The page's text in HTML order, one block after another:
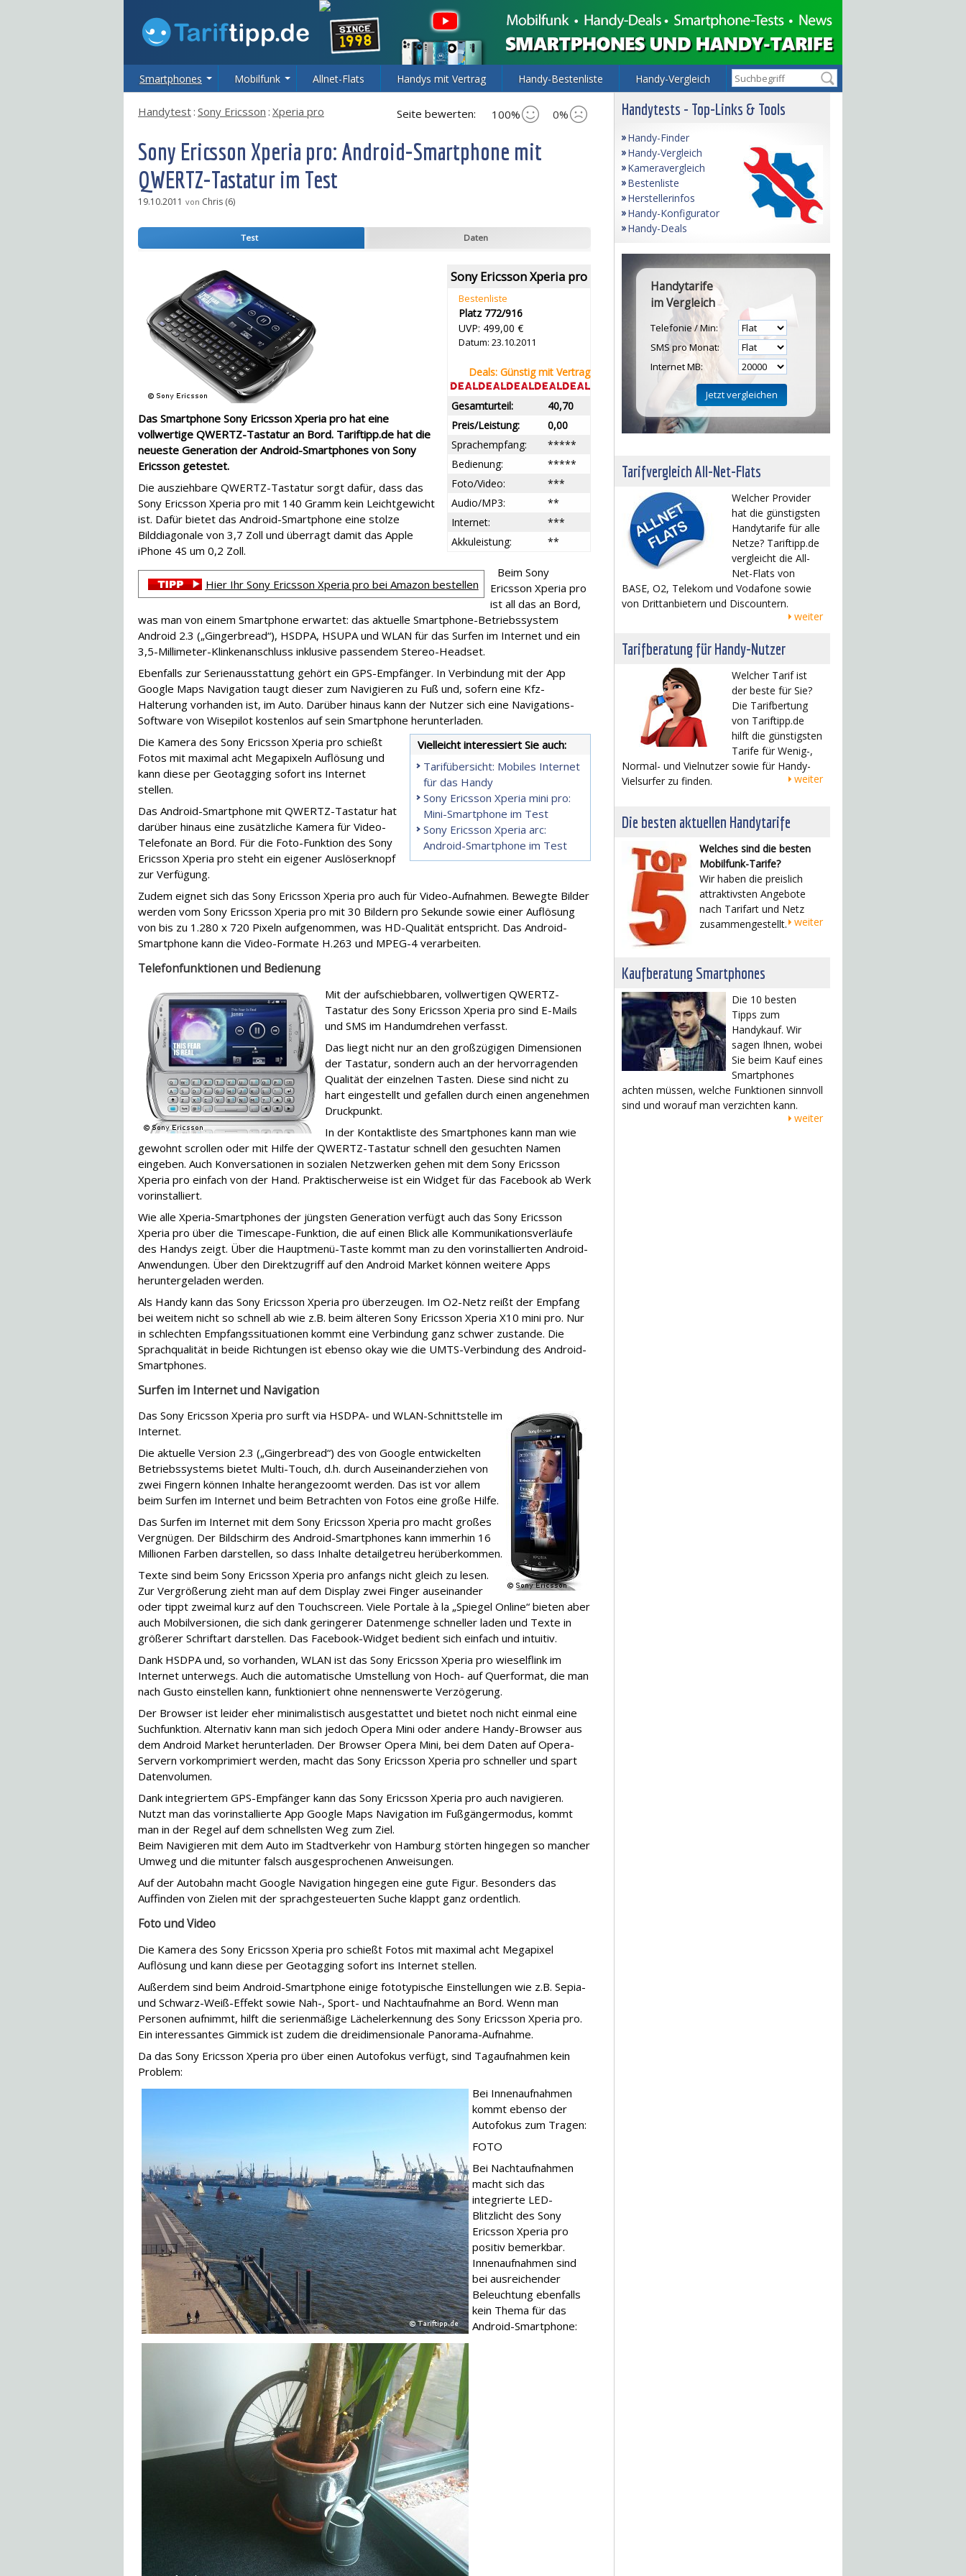
Smartphones Mobilfunk Allnet-Flats Handys mit Vertrag Handy-Bestenliste Handy-Vergleich
Seite bewerten: 100% 0%
Handytest : Sony Ericsson : Xperia pro
Sony Ericsson Xperia pro: Android-Smartphone mit
QWERTZ-Tastatur im Test
19.10.2011 von Chris (6)
Test Daten
Sony Ericsson Xperia pro
Bestenliste
Platz 772/916
UVP: 499,00 €
Datum: 23.10.2011
Deals: Günstig mit Vertrag
40,70
Gesamturteil:
0,00
Preis/Leistung:
*****
Sprachempfang:
*****
Bedienung:
***
Foto/Video:
**
Audio/MP3:
***
Internet:
**
Akkuleistung:
Das Smartphone Sony Ericsson Xperia pro hat eine
vollwertige QWERTZ-Tastatur an Bord. Tariftipp.de hat die
neueste Generation der Android-Smartphones von Sony
Ericsson getestet.
Die ausziehbare QWERTZ-Tastatur sorgt dafür, dass das
Sony Ericsson Xperia pro mit 140 Gramm kein Leichtgewicht
ist. Dafür bietet das Android-Smartphone eine stolze
Bilddiagonale von 3,7 Zoll und überragt damit das Apple
iPhone 4S um 0,2 Zoll.
Hier Ihr Sony Ericsson Xperia pro bei Amazon bestellen
Beim Sony
Ericsson Xperia pro
ist all das an Bord,
was man von einem Smartphone erwartet: das aktuelle Smartphone-Betriebssystem
Android 2.3 („Gingerbread“), HSDPA, HSUPA und WLAN für das Surfen im Internet und ein
3,5-Millimeter-Klinkenanschluss inklusive passendem Stereo-Headset.
Ebenfalls zur Serienausstattung gehört ein GPS-Empfänger. In Verbindung mit der App
Google Maps Navigation taugt dieser zum Navigieren zu Fuß und, sofern eine Kfz-
Halterung vorhanden ist, im Auto. Darüber hinaus kann der Nutzer sich eine Navigations-
Software von Wisepilot kostenlos auf sein Smartphone herunterladen.
Vielleicht interessiert Sie auch:
Tarifübersicht: Mobiles Internet
für das Handy
Sony Ericsson Xperia mini pro:
Mini-Smartphone im Test
Sony Ericsson Xperia arc:
Android-Smartphone im Test
Die Kamera des Sony Ericsson Xperia pro schießt
Fotos mit maximal acht Megapixeln Auflösung und
kann diese per Geotagging sofort ins Internet
stellen.
Das Android-Smartphone mit QWERTZ-Tastatur hat
darüber hinaus eine zusätzliche Kamera für Video-
Telefonate an Bord. Für die Foto-Funktion des Sony
Ericsson Xperia pro steht ein eigener Auslöserknopf
zur Verfügung.
Zudem eignet sich das Sony Ericsson Xperia pro auch für Video-Aufnahmen. Bewegte Bilder
werden vom Sony Ericsson Xperia pro mit 30 Bildern pro Sekunde sowie einer Auflösung
von bis zu 1.280 x 720 Pixeln aufgenommen, was HD-Qualität entspricht. Das Android-
Smartphone kann die Video-Formate H.263 und MPEG-4 verarbeiten.
Telefonfunktionen und Bedienung
Mit der aufschiebbaren, vollwertigen QWERTZ-
Tastatur des Sony Ericsson Xperia pro sind E-Mails
und SMS im Handumdrehen verfasst.
Das liegt nicht nur an den großzügigen Dimensionen
der Tastatur, sondern auch an der hervorragenden
Qualität der einzelnen Tasten. Diese sind nicht zu
hart eingestellt und gefallen durch einen angenehmen
Druckpunkt.
In der Kontaktliste des Smartphones kann man wie
gewohnt scrollen oder mit Hilfe der QWERTZ-Tastatur schnell den gesuchten Namen
eingeben. Auch Konversationen in sozialen Netzwerken gehen mit dem Sony Ericsson
Xperia pro einfach von der Hand. Praktischerweise ist ein Widget für das Facebook ab Werk
vorinstalliert.
Wie alle Xperia-Smartphones der jüngsten Generation verfügt auch das Sony Ericsson
Xperia pro über die Timescape-Funktion, die auf einen Blick alle Kommunikationsverläufe
des Handys zeigt. Über die Hauptmenü-Taste kommt man zu den vorinstallierten Android-
Anwendungen. Über den Direktzugriff auf den Android Market können weitere Apps
heruntergeladen werden.
Als Handy kann das Sony Ericsson Xperia pro überzeugen. Im O2-Netz reißt der Empfang
bei weitem nicht so schnell ab wie z.B. beim älteren Sony Ericsson Xperia X10 mini pro. Nur
in schlechten Empfangssituationen kommt eine Verbindung ganz schwer zustande. Die
Sprachqualität in beide Richtungen ist ebenso okay wie die UMTS-Verbindung des Android-
Smartphones.
Surfen im Internet und Navigation
Das Sony Ericsson Xperia pro surft via HSDPA- und WLAN-Schnittstelle im
Internet.
Die aktuelle Version 2.3 („Gingerbread“) des von Google entwickelten
Betriebssystems bietet Multi-Touch, d.h. durch Auseinanderziehen von
zwei Fingern können Inhalte herangezoomt werden. Das ist vor allem
beim Surfen im Internet und beim Betrachten von Fotos eine große Hilfe.
Das Surfen im Internet mit dem Sony Ericsson Xperia pro macht großes
Vergnügen. Der Bildschirm des Android-Smartphones kann immerhin 16
Millionen Farben darstellen, so dass Inhalte detailgetreu herüberkommen.
Texte sind beim Sony Ericsson Xperia pro anfangs nicht gleich zu lesen.
Zur Vergrößerung zieht man auf dem Display zwei Finger auseinander
oder tippt zweimal kurz auf den Touchscreen. Viele Portale à la „Spiegel Online“ bieten aber
auch Mobilversionen, die sich dank geringerer Datenmenge schneller laden und Texte in
größerer Schriftart darstellen. Das Facebook-Widget bedient sich einfach und intuitiv.
Dank HSDPA und, so vorhanden, WLAN ist das Sony Ericsson Xperia pro wieselflink im
Internet unterwegs. Auch die automatische Umstellung von Hoch- auf Querformat, die man
nach Gusto einstellen kann, funktioniert ohne nennenswerte Verzögerung.
Der Browser ist leider eher minimalistisch ausgestattet und bietet noch nicht einmal eine
Suchfunktion. Alternativ kann man sich jedoch Opera Mini oder andere Handy-Browser aus
dem Android Market herunterladen. Der Browser Opera Mini, bei dem Daten auf Opera-
Servern vorkomprimiert werden, macht das Sony Ericsson Xperia pro schneller und spart
Datenvolumen.
Dank integriertem GPS-Empfänger kann das Sony Ericsson Xperia pro auch navigieren.
Nutzt man das vorinstallierte App Google Maps Navigation im Fußgängermodus, kommt
man in der Regel auf dem schnellsten Weg zum Ziel.
Beim Navigieren mit dem Auto im Stadtverkehr von Hamburg störten hingegen so mancher
Umweg und die mitunter falsch ausgesprochenen Anweisungen.
Auf der Autobahn macht Google Navigation hingegen eine gute Figur. Besonders das
Auffinden von Zielen mit der sprachgesteuerten Suche klappt ganz ordentlich.
Foto und Video
Die Kamera des Sony Ericsson Xperia pro schießt Fotos mit maximal acht Megapixel
Auflösung und kann diese per Geotagging sofort ins Internet stellen.
Außerdem sind beim Android-Smartphone einige fototypische Einstellungen wie z.B. Sepia-
und Schwarz-Weiß-Effekt sowie Nah-, Sport- und Nachtaufnahme an Bord. Wenn man
Personen aufnimmt, hilft die serienmäßige Lächelerkennung des Sony Ericsson Xperia pro.
Ein interessantes Gimmick ist zudem die dreidimensionale Panorama-Aufnahme.
Da das Sony Ericsson Xperia pro über einen Autofokus verfügt, sind Tagaufnahmen kein
Problem:
Bei Innenaufnahmen
kommt ebenso der
Autofokus zum Tragen:
FOTO
Bei Nachtaufnahmen
macht sich das
integrierte LED-
Blitzlicht des Sony
Ericsson Xperia pro
positiv bemerkbar.
Innenaufnahmen sind
bei ausreichender
Beleuchtung ebenfalls
kein Thema für das
Android-Smartphone:
Handytests - Top-Links & Tools
Handy-Finder
Handy-Vergleich
Kameravergleich
Bestenliste
Herstellerinfos
Handy-Konfigurator
Handy-Deals
Handytarife
im Vergleich
Telefonie / Min:
SMS pro Monat:
Internet MB:
Tarifvergleich All-Net-Flats
Welcher Provider
hat die günstigsten
Handytarife für alle
Netze? Tariftipp.de
vergleicht die All-
Net-Flats von
BASE, O2, Telekom und Vodafone sowie
von Drittanbietern und Discountern.
weiter
Tarifberatung für Handy-Nutzer
Welcher Tarif ist
der beste für Sie?
Die Tarifbertung
von Tariftipp.de
hilft die günstigsten
Tarife für Wenig-,
Normal- und Vielnutzer sowie für Handy-
Vielsurfer zu finden.
weiter
Die besten aktuellen Handytarife
Welches sind die besten
Mobilfunk-Tarife?
Wir haben die preislich
attraktivsten Angebote
nach Tarifart und Netz
zusammengestellt. weiter
Kaufberatung Smartphones
Die 10 besten
Tipps zum
Handykauf. Wir
sagen Ihnen, wobei
Sie beim Kauf eines
Smartphones
achten müssen, welche Funktionen sinnvoll
sind und worauf man verzichten kann.
weiter